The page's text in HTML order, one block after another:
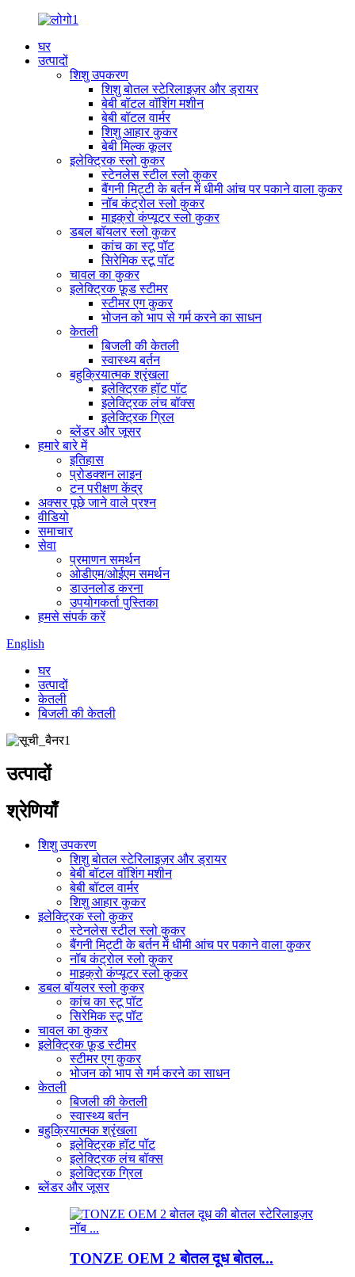
घर
उत्पादों
शिशु उपकरण
शिशु बोतल स्टेरिलाइज़र और ड्रायर
बेबी बॉटल वॉशिंग मशीन
बेबी बॉटल वार्मर
शिशु आहार कुकर
बेबी मिल्क कूलर
इलेक्ट्रिक स्लो कुकर
स्टेनलेस स्टील स्लो कुकर
बैंगनी मिट्टी के बर्तन में धीमी आंच पर पकाने वाला कुकर
नॉब कंट्रोल स्लो कुकर
माइक्रो कंप्यूटर स्लो कुकर
डबल बॉयलर स्लो कुकर
कांच का स्टू पॉट
सिरेमिक स्टू पॉट
चावल का कुकर
इलेक्ट्रिक फ़ूड स्टीमर
स्टीमर एग कुकर
भोजन को भाप से गर्म करने का साधन
केतली
बिजली की केतली
स्वास्थ्य बर्तन
बहुक्रियात्मक श्रृंखला
इलेक्ट्रिक हॉट पॉट
इलेक्ट्रिक लंच बॉक्स
इलेक्ट्रिक ग्रिल
ब्लेंडर और जूसर
हमारे बारे में
इतिहास
प्रोडक्शन लाइन
टन परीक्षण केंद्र
अक्सर पूछे जाने वाले प्रश्न
वीडियो
समाचार
सेवा
प्रमाणन समर्थन
ओडीएम/ओईएम समर्थन
डाउनलोड करना
उपयोगकर्ता पुस्तिका
हमसे संपर्क करें
English
घर
उत्पादों
केतली
बिजली की केतली
उत्पादों
श्रेणियाँ
शिशु उपकरण
शिशु बोतल स्टेरिलाइज़र और ड्रायर
बेबी बॉटल वॉशिंग मशीन
बेबी बॉटल वार्मर
शिशु आहार कुकर
इलेक्ट्रिक स्लो कुकर
स्टेनलेस स्टील स्लो कुकर
बैंगनी मिट्टी के बर्तन में धीमी आंच पर पकाने वाला कुकर
नॉब कंट्रोल स्लो कुकर
माइक्रो कंप्यूटर स्लो कुकर
डबल बॉयलर स्लो कुकर
कांच का स्टू पॉट
सिरेमिक स्टू पॉट
चावल का कुकर
इलेक्ट्रिक फ़ूड स्टीमर
स्टीमर एग कुकर
भोजन को भाप से गर्म करने का साधन
केतली
बिजली की केतली
स्वास्थ्य बर्तन
बहुक्रियात्मक श्रृंखला
इलेक्ट्रिक हॉट पॉट
इलेक्ट्रिक लंच बॉक्स
इलेक्ट्रिक ग्रिल
ब्लेंडर और जूसर
TONZE OEM 2 बोतल दूध बोतल...